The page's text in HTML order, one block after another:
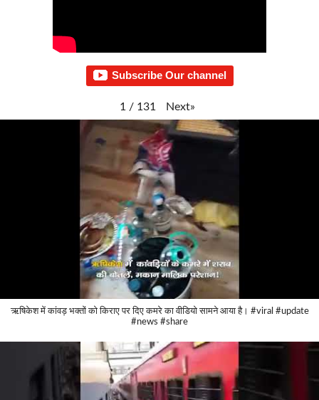
Subscribe Our channel
1 / 131 Next»
ऋषिकेश में कांवड़ भक्तों को किराए पर दिए कमरे का वीडियो सामने आया है। #viral #update
#news #share